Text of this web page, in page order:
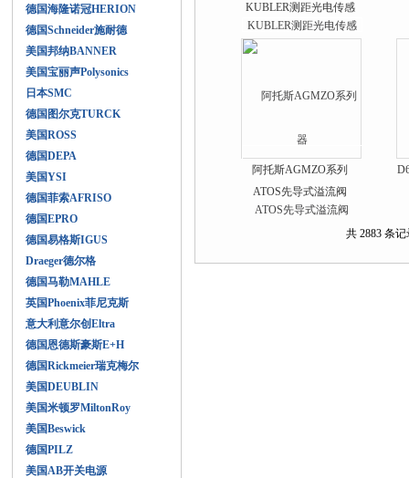
德国海隆诺冠HERION
德国Schneider施耐德
美国邦纳BANNER
美国宝丽声Polysonics
日本SMC
德国图尔克TURCK
美国ROSS
德国DEPA
美国YSI
德国菲索AFRISO
德国EPRO
德国易格斯IGUS
Draeger德尔格
德国马勒MAHLE
英国Phoenix菲尼克斯
意大利意尔创Eltra
德国恩德斯豪斯E+H
德国Rickmeier瑞克梅尔
美国DEUBLIN
美国米顿罗MiltonRoy
美国Beswick
德国PILZ
美国AB开关电源
KUBLER测距光电传感
器
阿托斯AGMZO系列
ATOS先导式溢流阀
共 2883 条记